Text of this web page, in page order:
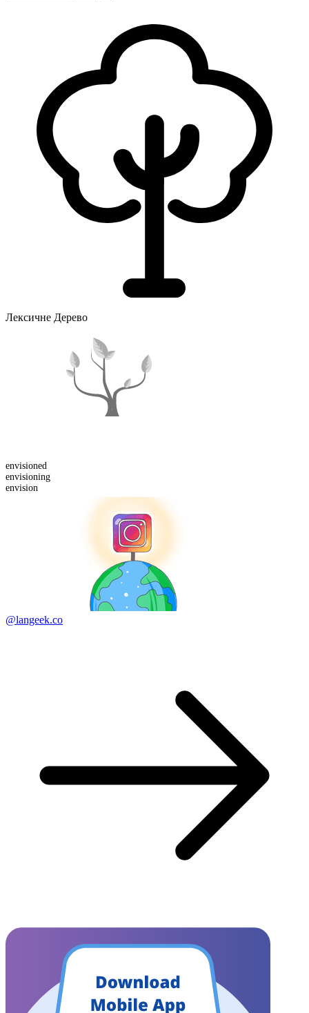
Лексичне Дерево
envisioned
envisioning
envision
@langeek.co